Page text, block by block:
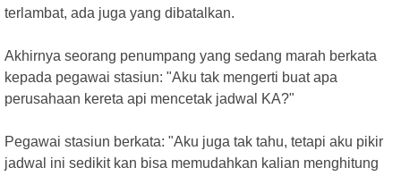
terlambat, ada juga yang dibatalkan.
Akhirnya seorang penumpang yang sedang marah berkata
kepada pegawai stasiun: "Aku tak mengerti buat apa
perusahaan kereta api mencetak jadwal KA?"
Pegawai stasiun berkata: "Aku juga tak tahu, tetapi aku pikir
jadwal ini sedikit kan bisa memudahkan kalian menghitung